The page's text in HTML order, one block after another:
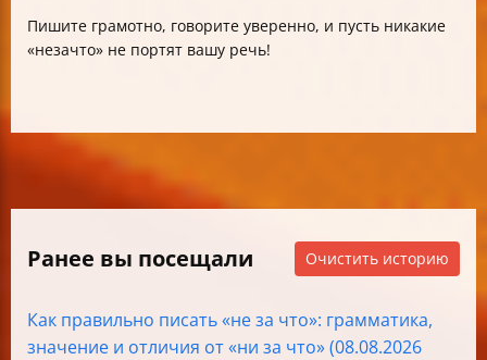
Пишите грамотно, говорите уверенно, и пусть никакие
«незачто» не портят вашу речь!
Ранее вы посещали Очистить историю
Как правильно писать «не за что»: грамматика,
значение и отличия от «ни за что» (08.08.2026